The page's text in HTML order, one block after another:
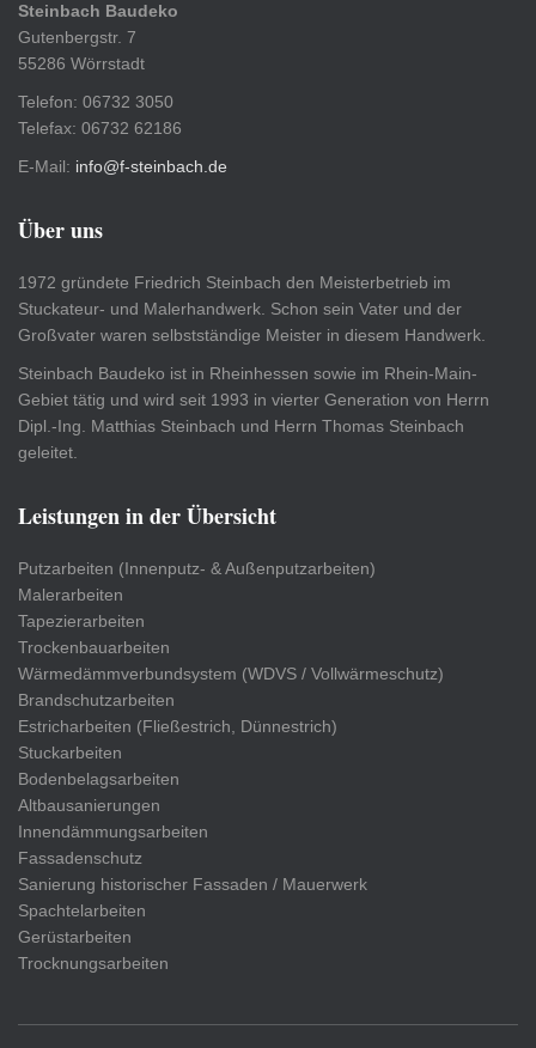
Steinbach Baudeko
Gutenbergstr. 7
55286 Wörrstadt
Telefon: 06732 3050
Telefax: 06732 62186
E-Mail: info@f-steinbach.de
Über uns
1972 gründete Friedrich Steinbach den Meisterbetrieb im
Stuckateur- und Malerhandwerk. Schon sein Vater und der
Großvater waren selbstständige Meister in diesem Handwerk.
Steinbach Baudeko ist in Rheinhessen sowie im Rhein-Main-
Gebiet tätig und wird seit 1993 in vierter Generation von Herrn
Dipl.-Ing. Matthias Steinbach und Herrn Thomas Steinbach
geleitet.
Leistungen in der Übersicht
Putzarbeiten (Innenputz- & Außenputzarbeiten)
Malerarbeiten
Tapezierarbeiten
Trockenbauarbeiten
Wärmedämmverbundsystem (WDVS / Vollwärmeschutz)
Brandschutzarbeiten
Estricharbeiten (Fließestrich, Dünnestrich)
Stuckarbeiten
Bodenbelagsarbeiten
Altbausanierungen
Innendämmungsarbeiten
Fassadenschutz
Sanierung historischer Fassaden / Mauerwerk
Spachtelarbeiten
Gerüstarbeiten
Trocknungsarbeiten